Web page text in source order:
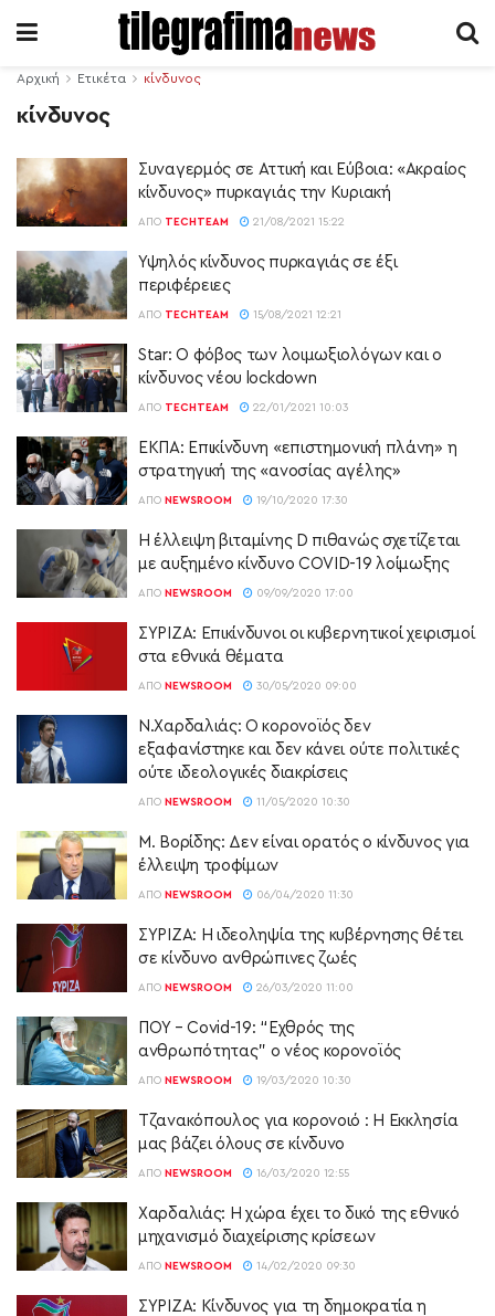
Αρχική Ετικέτα κίνδυνος
κίνδυνος
Συναγερμός σε Αττική και Εύβοια: «Ακραίος
κίνδυνος» πυρκαγιάς την Κυριακή
ΑΠΌ TECHTEAM 21/08/2021 15:22
Υψηλός κίνδυνος πυρκαγιάς σε έξι
περιφέρειες
ΑΠΌ TECHTEAM 15/08/2021 12:21
Star: Ο φόβος των λοιμωξιολόγων και ο
κίνδυνος νέου lockdown
ΑΠΌ TECHTEAM 22/01/2021 10:03
ΕΚΠΑ: Επικίνδυνη «επιστημονική πλάνη» η
στρατηγική της «ανοσίας αγέλης»
ΑΠΌ NEWSROOM 19/10/2020 17:30
Η έλλειψη βιταμίνης D πιθανώς σχετίζεται
με αυξημένο κίνδυνο COVID-19 λοίμωξης
ΑΠΌ NEWSROOM 09/09/2020 17:00
ΣΥΡΙΖΑ: Επικίνδυνοι οι κυβερνητικοί χειρισμοί
στα εθνικά θέματα
ΑΠΌ NEWSROOM 30/05/2020 09:00
Ν.Χαρδαλιάς: Ο κορονοϊός δεν
εξαφανίστηκε και δεν κάνει ούτε πολιτικές
ούτε ιδεολογικές διακρίσεις
ΑΠΌ NEWSROOM 11/05/2020 10:30
Μ. Βορίδης: Δεν είναι ορατός ο κίνδυνος για
έλλειψη τροφίμων
ΑΠΌ NEWSROOM 06/04/2020 11:30
ΣΥΡΙΖΑ: Η ιδεοληψία της κυβέρνησης θέτει
σε κίνδυνο ανθρώπινες ζωές
ΑΠΌ NEWSROOM 26/03/2020 11:00
ΠΟΥ – Covid-19: “Εχθρός της
ανθρωπότητας” ο νέος κορονοϊός
ΑΠΌ NEWSROOM 19/03/2020 10:30
Τζανακόπουλος για κορονοιό : Η Εκκλησία
μας βάζει όλους σε κίνδυνο
ΑΠΌ NEWSROOM 16/03/2020 12:55
Χαρδαλιάς: Η χώρα έχει το δικό της εθνικό
μηχανισμό διαχείρισης κρίσεων
ΑΠΌ NEWSROOM 14/02/2020 09:30
ΣΥΡΙΖΑ: Κίνδυνος για τη δημοκρατία η